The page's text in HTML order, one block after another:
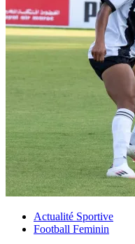
Actualité Sportive
Football Feminin